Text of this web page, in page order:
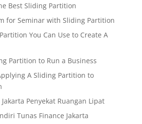
Best Sliding Partition
for Seminar with Sliding Partition
You Can Use to Create A
Partition to Run a Business
A Sliding Partition to
Penyekat Ruangan Lipat
Tunas Finance Jakarta